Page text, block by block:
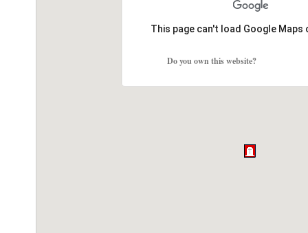
This page can't load Google
Do you own this website?